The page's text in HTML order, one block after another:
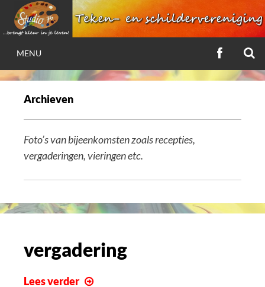
naar
de
inhoud
STUDIO 76
MENU
VOLG
OP
Archieven
Foto’s van bijeenkomsten zoals recepties,
vergaderingen, vieringen etc.
vergadering
Lees verder